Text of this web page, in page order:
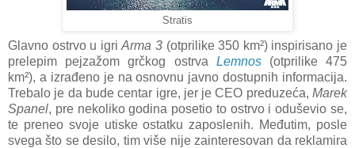
Stratis
Glavno ostrvo u igriArma 3 (otprilike 350 km²) inspirisano je
prelepim pejzažom grčkog ostrva Lemnos(otprilike 475
km²), a izrađeno je na osnovnu javno dostupnih informacija.
Trebalo je da bude centar igre, jer je CEO preduzeća, Marek
Spanel, pre nekoliko godina posetio to ostrvo i oduševio se,
te preneo svoje utiske ostatku zaposlenih. Međutim, posle
svega što se desilo, tim više nije zainteresovan da reklamira